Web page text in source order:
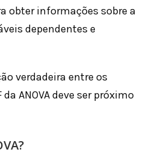
obter informações sobre a
​​dependentes e
verdadeira entre os
ANOVA deve ser próximo